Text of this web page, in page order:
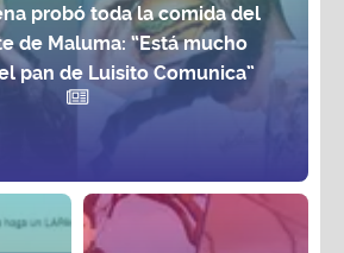
probó toda la comida del
de Maluma: “Está mucho
pan de Luisito Comunica”